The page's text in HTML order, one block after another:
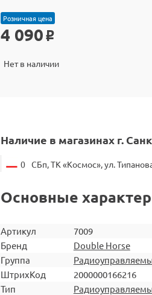
Розничная цена
4 090 o
Нет в наличии
Наличие в магазинах г.
0 СБп, ТК «Космос», ул.
Основные
Артикул
7009
Бренд
Double Horse
Группа
ШтрихКод
2000000166216
Тип